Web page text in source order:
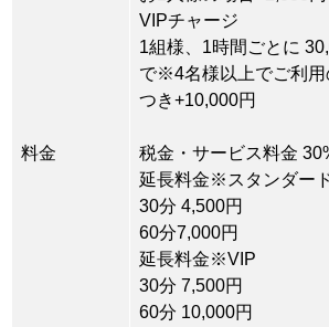
料金
VIPチャージ
1組様、1時間ごとに
で※4名様以上でご利用
つき+10,000円
税金・サービス料金
延長料金※スタンダー
30分 4,500円
60分7,000円
延長料金※VIP
30分 7,500円
60分 10,000円